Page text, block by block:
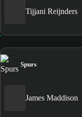
Tijjani Reijnders
Spurs
James Maddison